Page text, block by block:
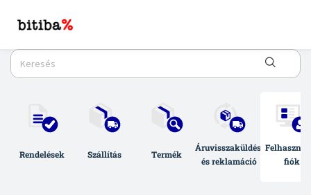
Rendelések Szállítás Termék
Áruvisszaküldés
és reklamáció
fiók